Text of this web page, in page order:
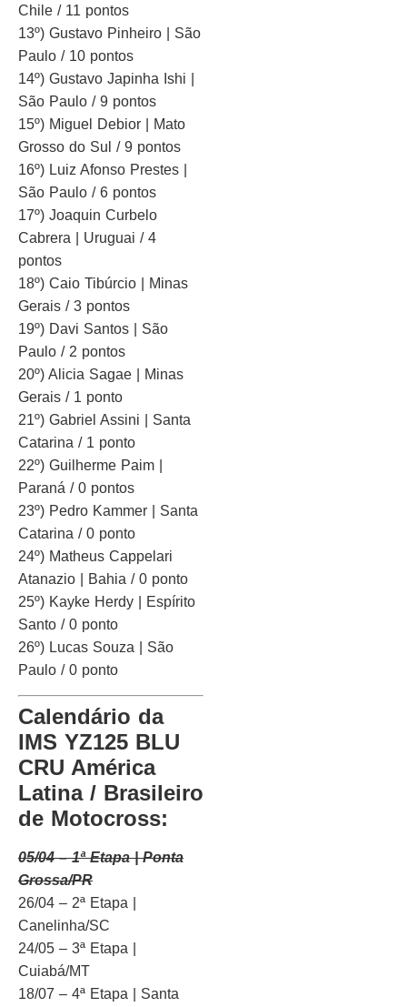
Chile / 11 pontos
13º) Gustavo Pinheiro | São
Paulo / 10 pontos
14º) Gustavo Japinha Ishi |
São Paulo / 9 pontos
15º) Miguel Debior | Mato
Grosso do Sul / 9 pontos
16º) Luiz Afonso Prestes |
São Paulo / 6 pontos
17º) Joaquin Curbelo
Cabrera | Uruguai / 4
pontos
18º) Caio Tibúrcio | Minas
Gerais / 3 pontos
19º) Davi Santos | São
Paulo / 2 pontos
20º) Alicia Sagae | Minas
Gerais / 1 ponto
21º) Gabriel Assini | Santa
Catarina / 1 ponto
22º) Guilherme Paim |
Paraná / 0 pontos
23º) Pedro Kammer | Santa
Catarina / 0 ponto
24º) Matheus Cappelari
Atanazio | Bahia / 0 ponto
25º) Kayke Herdy | Espírito
Santo / 0 ponto
26º) Lucas Souza | São
Paulo / 0 ponto
Calendário da
IMS YZ125 BLU
CRU América
Latina / Brasileiro
de Motocross:
05/04 – 1ª Etapa | Ponta
Grossa/PR
26/04 – 2ª Etapa |
Canelinha/SC
24/05 – 3ª Etapa |
Cuiabá/MT
18/07 – 4ª Etapa | Santa